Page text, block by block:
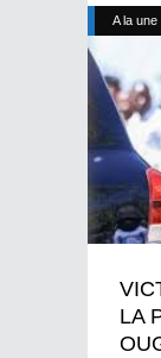
A la une
LA